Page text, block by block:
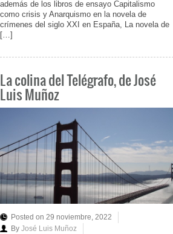
además de los libros de ensayo Capitalismo
como crisis y Anarquismo en la novela de
crímenes del siglo XXI en España, La novela de
[…]
La colina del Telégrafo, de José
Luis Muñoz
Posted on 29 noviembre, 2022
By José Luis Muñoz